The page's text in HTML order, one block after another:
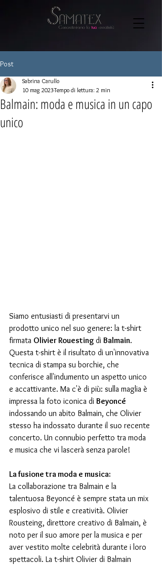
Post
Balmain: moda e musica in un capo
unico
Sabrina Carullo
10 mag 2023Tempo di lettura: 2 min
Siamo entusiasti di presentarvi un
prodotto unico nel suo genere: la t-shirt
firmata Olivier Rouesting di Balmain.
Questa t-shirt è il risultato di un'innovativa
tecnica di stampa su borchie, che
conferisce all'indumento un aspetto unico
e accattivante. Ma c'è di più: sulla maglia è
impressa la foto iconica di Beyoncé
indossando un abito Balmain, che Olivier
stesso ha indossato durante il suo recente
concerto. Un connubio perfetto tra moda
e musica che vi lascerà senza parole!
La fusione tra moda e musica:
La collaborazione tra Balmain e la
talentuosa Beyoncé è sempre stata un mix
esplosivo di stile e creatività. Olivier
Rousteing, direttore creativo di Balmain, è
noto per il suo amore per la musica e per
aver vestito molte celebrità durante i loro
spettacoli. La t-shirt Olivier di Balmain